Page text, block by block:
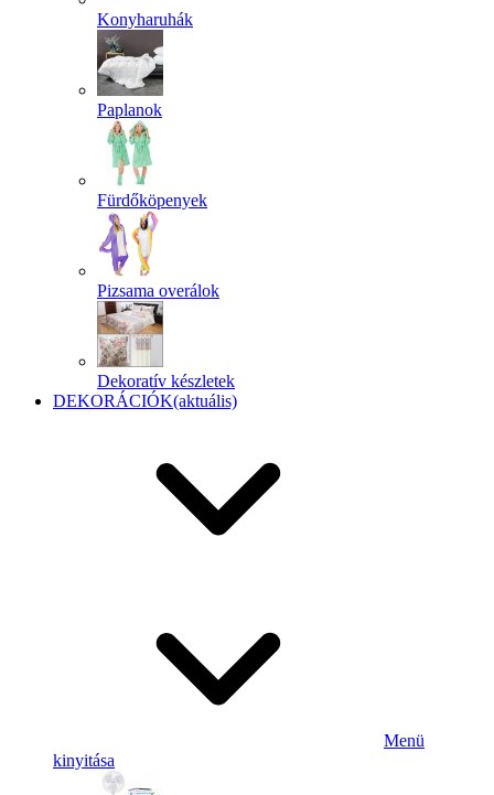
Konyharuhák
Paplanok
Fürdőköpenyek
Pizsama overálok
Dekoratív készletek
DEKORÁCIÓK(aktuális)
Menü
kinyitása